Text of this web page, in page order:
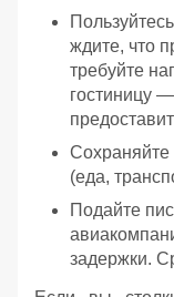
ждите, что
требуйте
гостиницу
(еда,
Подайте
задержки.